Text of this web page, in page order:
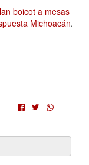
boicot a mesas
Michoacán.